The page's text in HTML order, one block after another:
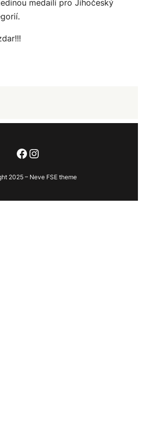
medailí pro Jihočeský
Facebook
Instagram
2025 – Neve FSE theme